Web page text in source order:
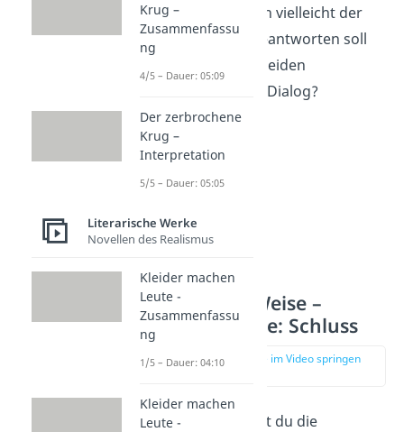
Fragen, die sich vielleicht der
Leser selbst beantworten soll
und nicht die beiden
Charaktere im Dialog?
Nathan der Weise –
Szenenanalyse: Schluss
zur Stelle im Video springen
Im Schlussteil fasst du die
Krug –
Zusammenfassu
ng
4/5 – Dauer: 05:09
Der zerbrochene
Krug –
Interpretation
5/5 – Dauer: 05:05
Literarische Werke
Novellen des Realismus
Kleider machen
Leute -
Zusammenfassu
ng
1/5 – Dauer: 04:10
Kleider machen
Leute -